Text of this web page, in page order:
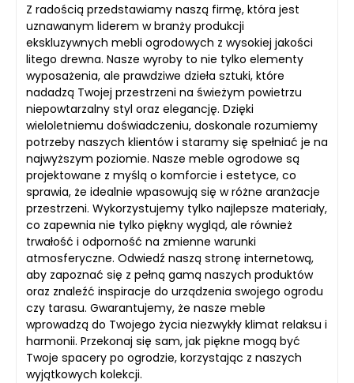
Z radością przedstawiamy naszą firmę, która jest
uznawanym liderem w branży produkcji
ekskluzywnych mebli ogrodowych z wysokiej jakości
litego drewna. Nasze wyroby to nie tylko elementy
wyposażenia, ale prawdziwe dzieła sztuki, które
nadadzą Twojej przestrzeni na świeżym powietrzu
niepowtarzalny styl oraz elegancję. Dzięki
wieloletniemu doświadczeniu, doskonale rozumiemy
potrzeby naszych klientów i staramy się spełniać je na
najwyższym poziomie. Nasze meble ogrodowe są
projektowane z myślą o komforcie i estetyce, co
sprawia, że idealnie wpasowują się w różne aranżacje
przestrzeni. Wykorzystujemy tylko najlepsze materiały,
co zapewnia nie tylko piękny wygląd, ale również
trwałość i odporność na zmienne warunki
atmosferyczne. Odwiedź naszą stronę internetową,
aby zapoznać się z pełną gamą naszych produktów
oraz znaleźć inspiracje do urządzenia swojego ogrodu
czy tarasu. Gwarantujemy, że nasze meble
wprowadzą do Twojego życia niezwykły klimat relaksu i
harmonii. Przekonaj się sam, jak piękne mogą być
Twoje spacery po ogrodzie, korzystając z naszych
wyjątkowych kolekcji.